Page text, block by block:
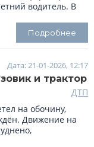
водитель. В
Подробнее
Дата: 21-01-2026, 12:17
и трактор
ДТП
на обочину,
Движение на